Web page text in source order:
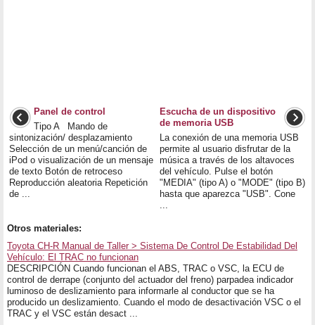
Panel de control
Tipo A Mando de
sintonización/ desplazamiento
Selección de un menú/canción de
iPod o visualización de un mensaje
de texto Botón de retroceso
Reproducción aleatoria Repetición
de ...
Escucha de un dispositivo
de memoria USB
La conexión de una memoria USB
permite al usuario disfrutar de la
música a través de los altavoces
del vehículo. Pulse el botón
"MEDIA" (tipo A) o "MODE" (tipo B)
hasta que aparezca "USB". Cone
...
Otros materiales:
Toyota CH-R Manual de Taller > Sistema De Control De Estabilidad Del
Vehículo: El TRAC no funcionan
DESCRIPCIÓN Cuando funcionan el ABS, TRAC o VSC, la ECU de
control de derrape (conjunto del actuador del freno) parpadea indicador
luminoso de deslizamiento para informarle al conductor que se ha
producido un deslizamiento. Cuando el modo de desactivación VSC o el
TRAC y el VSC están desact ...